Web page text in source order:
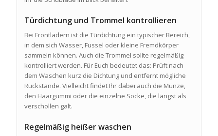
Türdichtung und Trommel kontrollieren
Bei Frontladern ist die Türdichtung ein typischer Bereich,
in dem sich Wasser, Fussel oder kleine Fremdkörper
sammeln können. Auch die Trommel sollte regelmäßig
kontrolliert werden. Für Euch bedeutet das: Prüft nach
dem Waschen kurz die Dichtung und entfernt mögliche
Rückstände. Vielleicht findet Ihr dabei auch die Münze,
den Haargummi oder die einzelne Socke, die längst als
verschollen galt.
Regelmäßig heißer waschen